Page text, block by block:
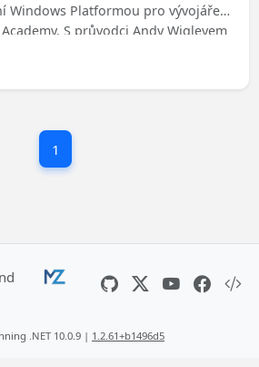
Windows Platformou pro vývojáře
S průvodci Andy Wigleyem
se podíváte na vše, co je nové ve
10. Tak hurá do toho a
pro Windows 10!
1
.NET 10.0.9 | 1.2.61+b1496d5